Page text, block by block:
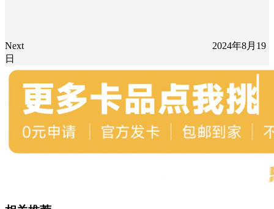
Next
2024年8月19
日